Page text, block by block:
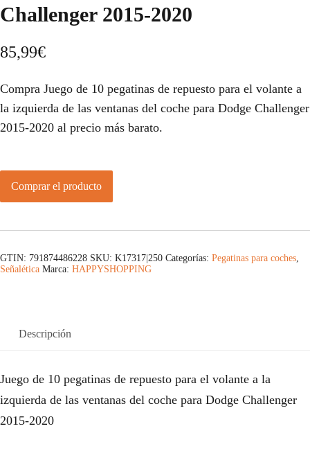
Challenger 2015-2020
85,99€
Compra Juego de 10 pegatinas de repuesto para el volante a
la izquierda de las ventanas del coche para Dodge Challenger
2015-2020 al precio más barato.
Comprar el producto
GTIN: 791874486228 SKU: K17317|250 Categorías: Pegatinas para coches,
Señalética Marca: HAPPYSHOPPING
Descripción
Juego de 10 pegatinas de repuesto para el volante a la
izquierda de las ventanas del coche para Dodge Challenger
2015-2020